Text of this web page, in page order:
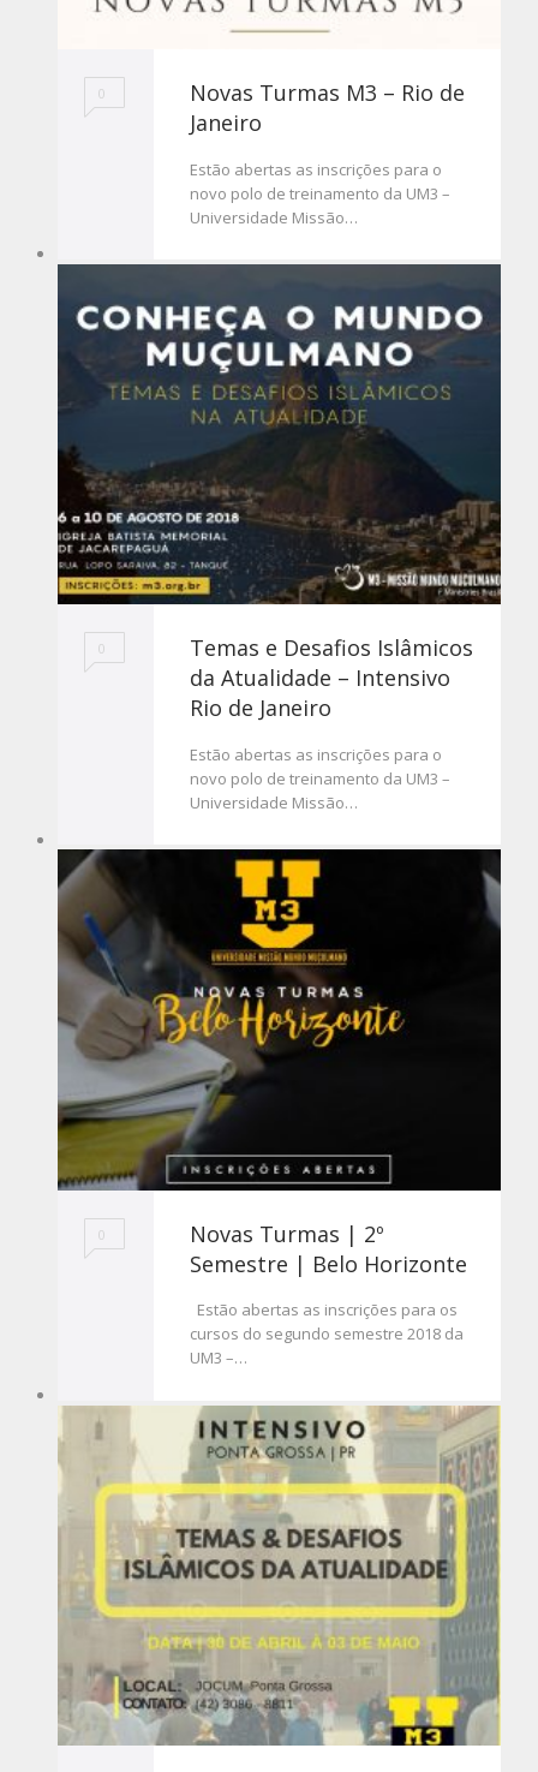
0
Novas Turmas M3 – Rio de
Janeiro
Estão abertas as inscrições para o
novo polo de treinamento da UM3 –
Universidade Missão…
0
Temas e Desafios Islâmicos
da Atualidade – Intensivo
Rio de Janeiro
Estão abertas as inscrições para o
novo polo de treinamento da UM3 –
Universidade Missão…
0
Novas Turmas | 2º
Semestre | Belo Horizonte
Estão abertas as inscrições para os
cursos do segundo semestre 2018 da
UM3 –…